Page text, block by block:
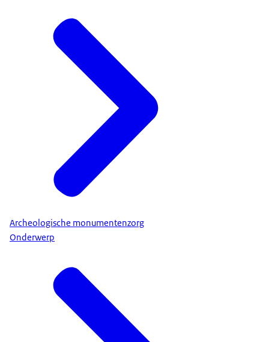
Archeologische monumentenzorg
Onderwerp